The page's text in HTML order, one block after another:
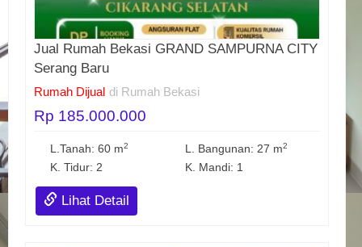
Jual Rumah Bekasi GRAND SAMPURNA CITY
Serang Baru
Rumah Dijual di Rumah Bekasi
Rp 185.000.000
L.Tanah: 60 m2 L. Bangunan: 27 m2
K. Tidur: 2 K. Mandi: 1
Lihat Detail